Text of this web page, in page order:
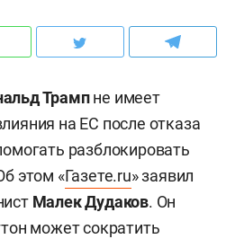
Трампне имеет
на ЕС после отказа
разблокировать
этом «Газете.ru» заявил
Малек Дудаков. Он
может сократить